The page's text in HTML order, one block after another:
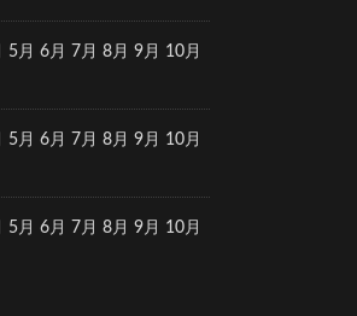
5月 6月 7月 8月 9月
10月
5月 6月 7月 8月 9月
10月
5月 6月 7月 8月 9月
10月